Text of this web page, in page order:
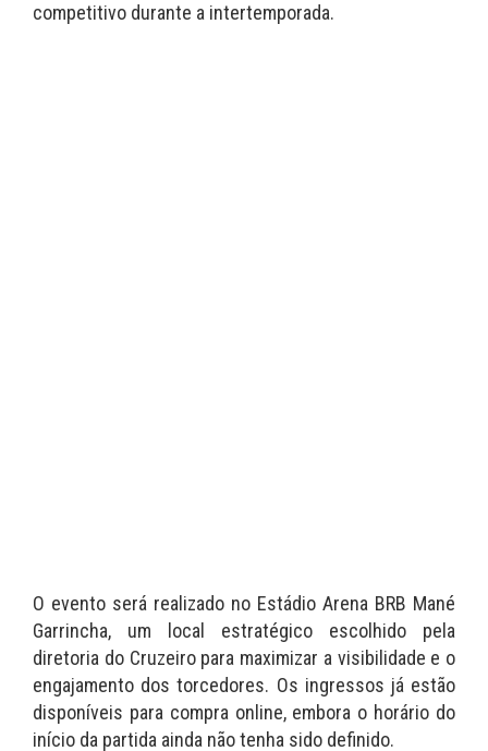
competitivo durante a intertemporada.
O evento será realizado no Estádio Arena BRB Mané
Garrincha, um local estratégico escolhido pela
diretoria do Cruzeiro para maximizar a visibilidade e o
engajamento dos torcedores. Os ingressos já estão
disponíveis para compra online, embora o horário do
início da partida ainda não tenha sido definido.